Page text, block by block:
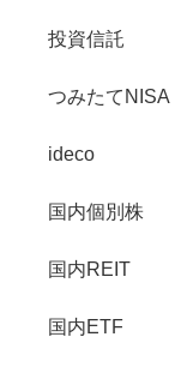
投資信託
つみたてNISA
ideco
国内個別株
国内REIT
国内ETF